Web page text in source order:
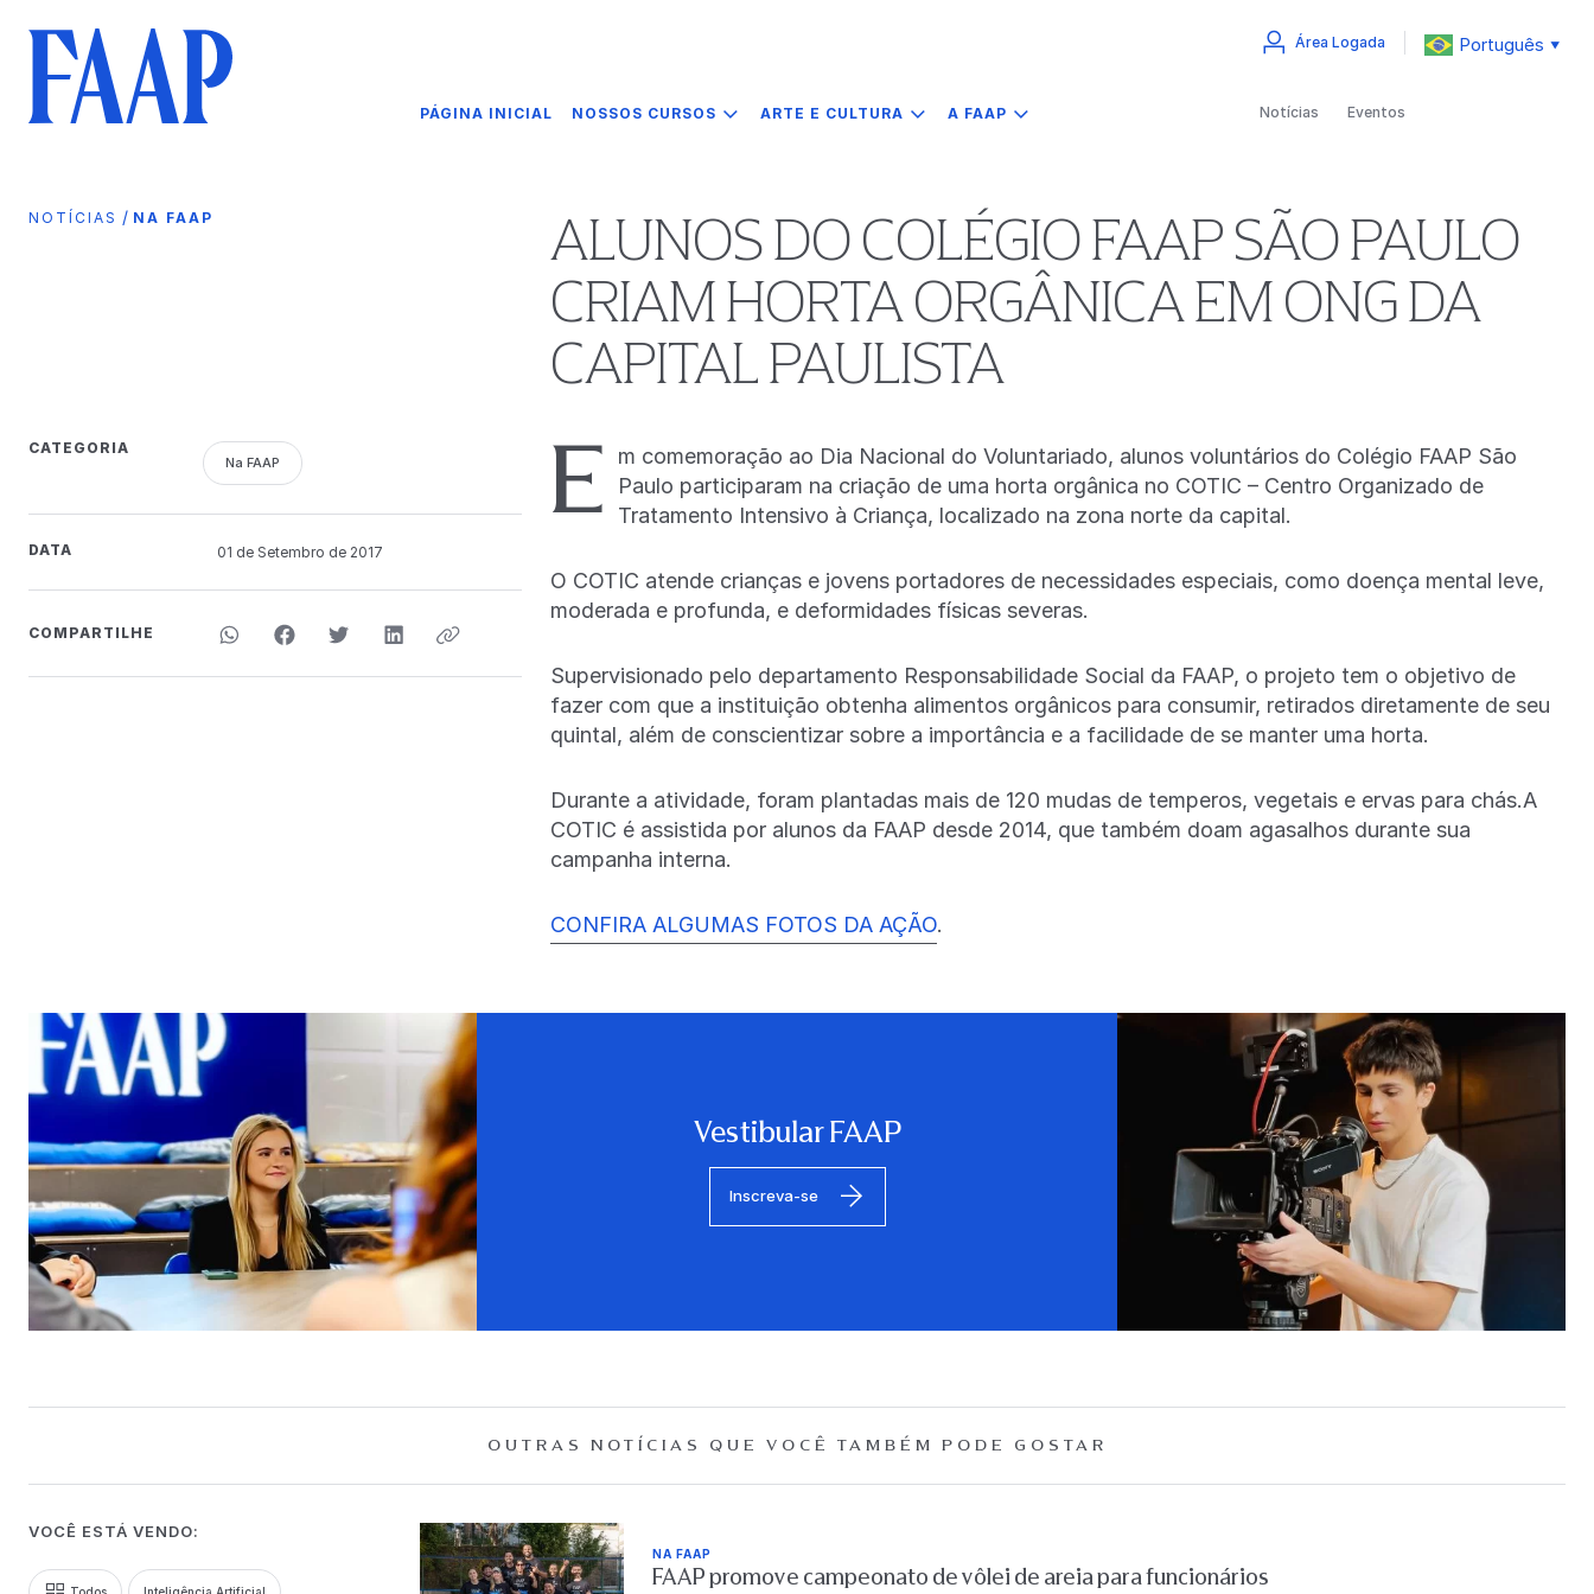
PÁGINA INICIAL NOSSOS CURSOS ARTE E CULTURA A FAAP
Área Logada Português ▼
Notícias Eventos
NOTÍCIAS / NA FAAP
ALUNOS DO COLÉGIO FAAP SÃO PAULO
CRIAM HORTA ORGÂNICA EM ONG DA
CAPITAL PAULISTA
CATEGORIA
Na FAAP
DATA 01 de Setembro de 2017
COMPARTILHE
E
m comemoração ao Dia Nacional do Voluntariado, alunos voluntários do Colégio FAAP São
Paulo participaram na criação de uma horta orgânica no COTIC – Centro Organizado de
Tratamento Intensivo à Criança, localizado na zona norte da capital.
O COTIC atende crianças e jovens portadores de necessidades especiais, como doença mental leve,
moderada e profunda, e deformidades físicas severas.
Supervisionado pelo departamento Responsabilidade Social da FAAP, o projeto tem o objetivo de
fazer com que a instituição obtenha alimentos orgânicos para consumir, retirados diretamente de seu
quintal, além de conscientizar sobre a importância e a facilidade de se manter uma horta.
Durante a atividade, foram plantadas mais de 120 mudas de temperos, vegetais e ervas para chás.A
COTIC é assistida por alunos da FAAP desde 2014, que também doam agasalhos durante sua
campanha interna.
CONFIRA ALGUMAS FOTOS DA AÇÃO.
Vestibular FAAP
Inscreva-se
OUTRAS NOTÍCIAS QUE VOCÊ TAMBÉM PODE GOSTAR
VOCÊ ESTÁ VENDO:
Todos Inteligência Artificial
NA FAAP
FAAP promove campeonato de vôlei de areia para funcionários